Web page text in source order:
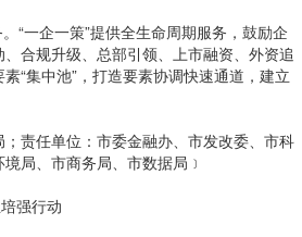
一企一策”提供全生命周期服务，鼓励企
合规升级、总部引领、上市融资、外资追
“集中池”，打造要素协调快速通道，建立
责任单位：市委金融办、市发改委、市科
局、市商务局、市数据局﹞
强行动